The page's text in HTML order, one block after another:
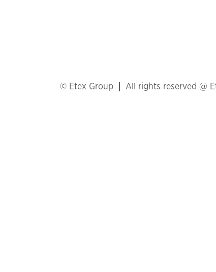
© Etex Group All rights reserved @